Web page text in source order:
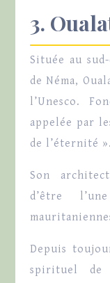
3.
Située au
de Néma,
l’Unesco.
appelée par
de l’éternité ».
Son
d’être
Depuis
spirituel de